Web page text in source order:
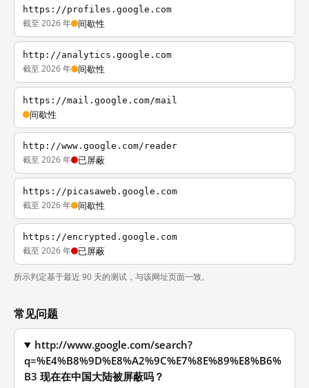
https://profiles.google.com
截至 2026 年 间歇性
http://analytics.google.com
截至 2026 年 间歇性
https://mail.google.com/mail
间歇性
http://www.google.com/reader
截至 2026 年 已屏蔽
https://picasaweb.google.com
截至 2026 年 间歇性
https://encrypted.google.com
截至 2026 年 已屏蔽
所示判定基于最近 90 天的测试，与该网址页面一致。
常见问题
http://www.google.com/search?
q=%E4%B8%9D%E8%A2%9C%E7%8E%89%E8%B6%
B3 现在在中国大陆被屏蔽吗？